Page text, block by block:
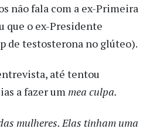
não fala com a ex-Primeira
que o ex-Presidente
de testosterona no glúteo).
até tentou
a fazer ummea culpa.
mulheres. Elas tinham uma